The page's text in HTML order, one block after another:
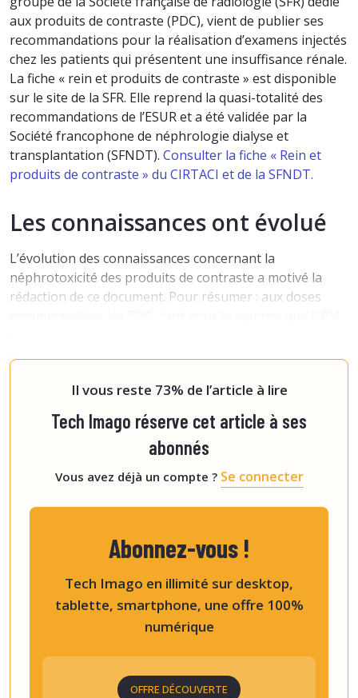
aux produits de contraste (PDC), vient de publier ses
recommandations pour la réalisation d’examens injectés
chez les patients qui présentent une insuffisance rénale.
La fiche « rein et produits de contraste » est disponible
sur le site de la SFR. Elle reprend la quasi-totalité des
recommandations de l’ESUR et a été validée par la
Société francophone de néphrologie dialyse et
transplantation (SFNDT). Consulter la fiche « Rein et
produits de contraste » du CIRTACI et de la SFNDT.
Les connaissances ont évolué
L’évolution des connaissances concernant la
néphrotoxicité des produits de contraste a motivé la
rédaction de ce document. Pour résumer : aux doses
Il vous reste 73% de l’article à lire
Tech Imago réserve cet article à ses
abonnés
Vous avez déjà un compte ? Se connecter
Abonnez-vous !
Tech Imago en illimité sur desktop,
tablette, smartphone, une offre 100%
numérique
OFFRE DÉCOUVERTE